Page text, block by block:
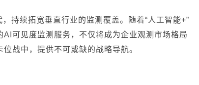
持续拓宽垂直行业的监测覆盖。随着“人工智能+”
可见度监测服务，不仅将成为企业观测市场格局
战中，提供不可或缺的战略导航。